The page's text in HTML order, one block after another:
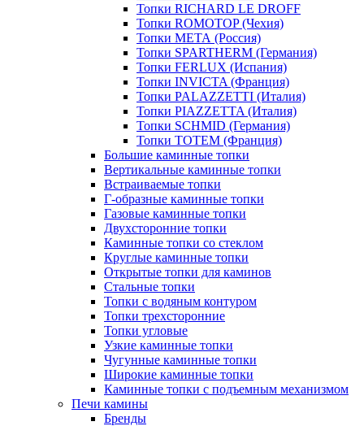
Топки RICHARD LE DROFF
Топки ROMOTOP (Чехия)
Топки МЕТА (Россия)
Топки SPARTHERM (Германия)
Топки FERLUX (Испания)
Топки INVICTA (Франция)
Топки PALAZZETTI (Италия)
Топки PIAZZETTA (Италия)
Топки SCHMID (Германия)
Топки TOTEM (Франция)
Большие каминные топки
Вертикальные каминные топки
Встраиваемые топки
Г-образные каминные топки
Газовые каминные топки
Двухсторонние топки
Каминные топки со стеклом
Круглые каминные топки
Открытые топки для каминов
Стальные топки
Топки с водяным контуром
Топки трехсторонние
Топки угловые
Узкие каминные топки
Чугунные каминные топки
Широкие каминные топки
Каминные топки с подъемным механизмом
Печи камины
Бренды